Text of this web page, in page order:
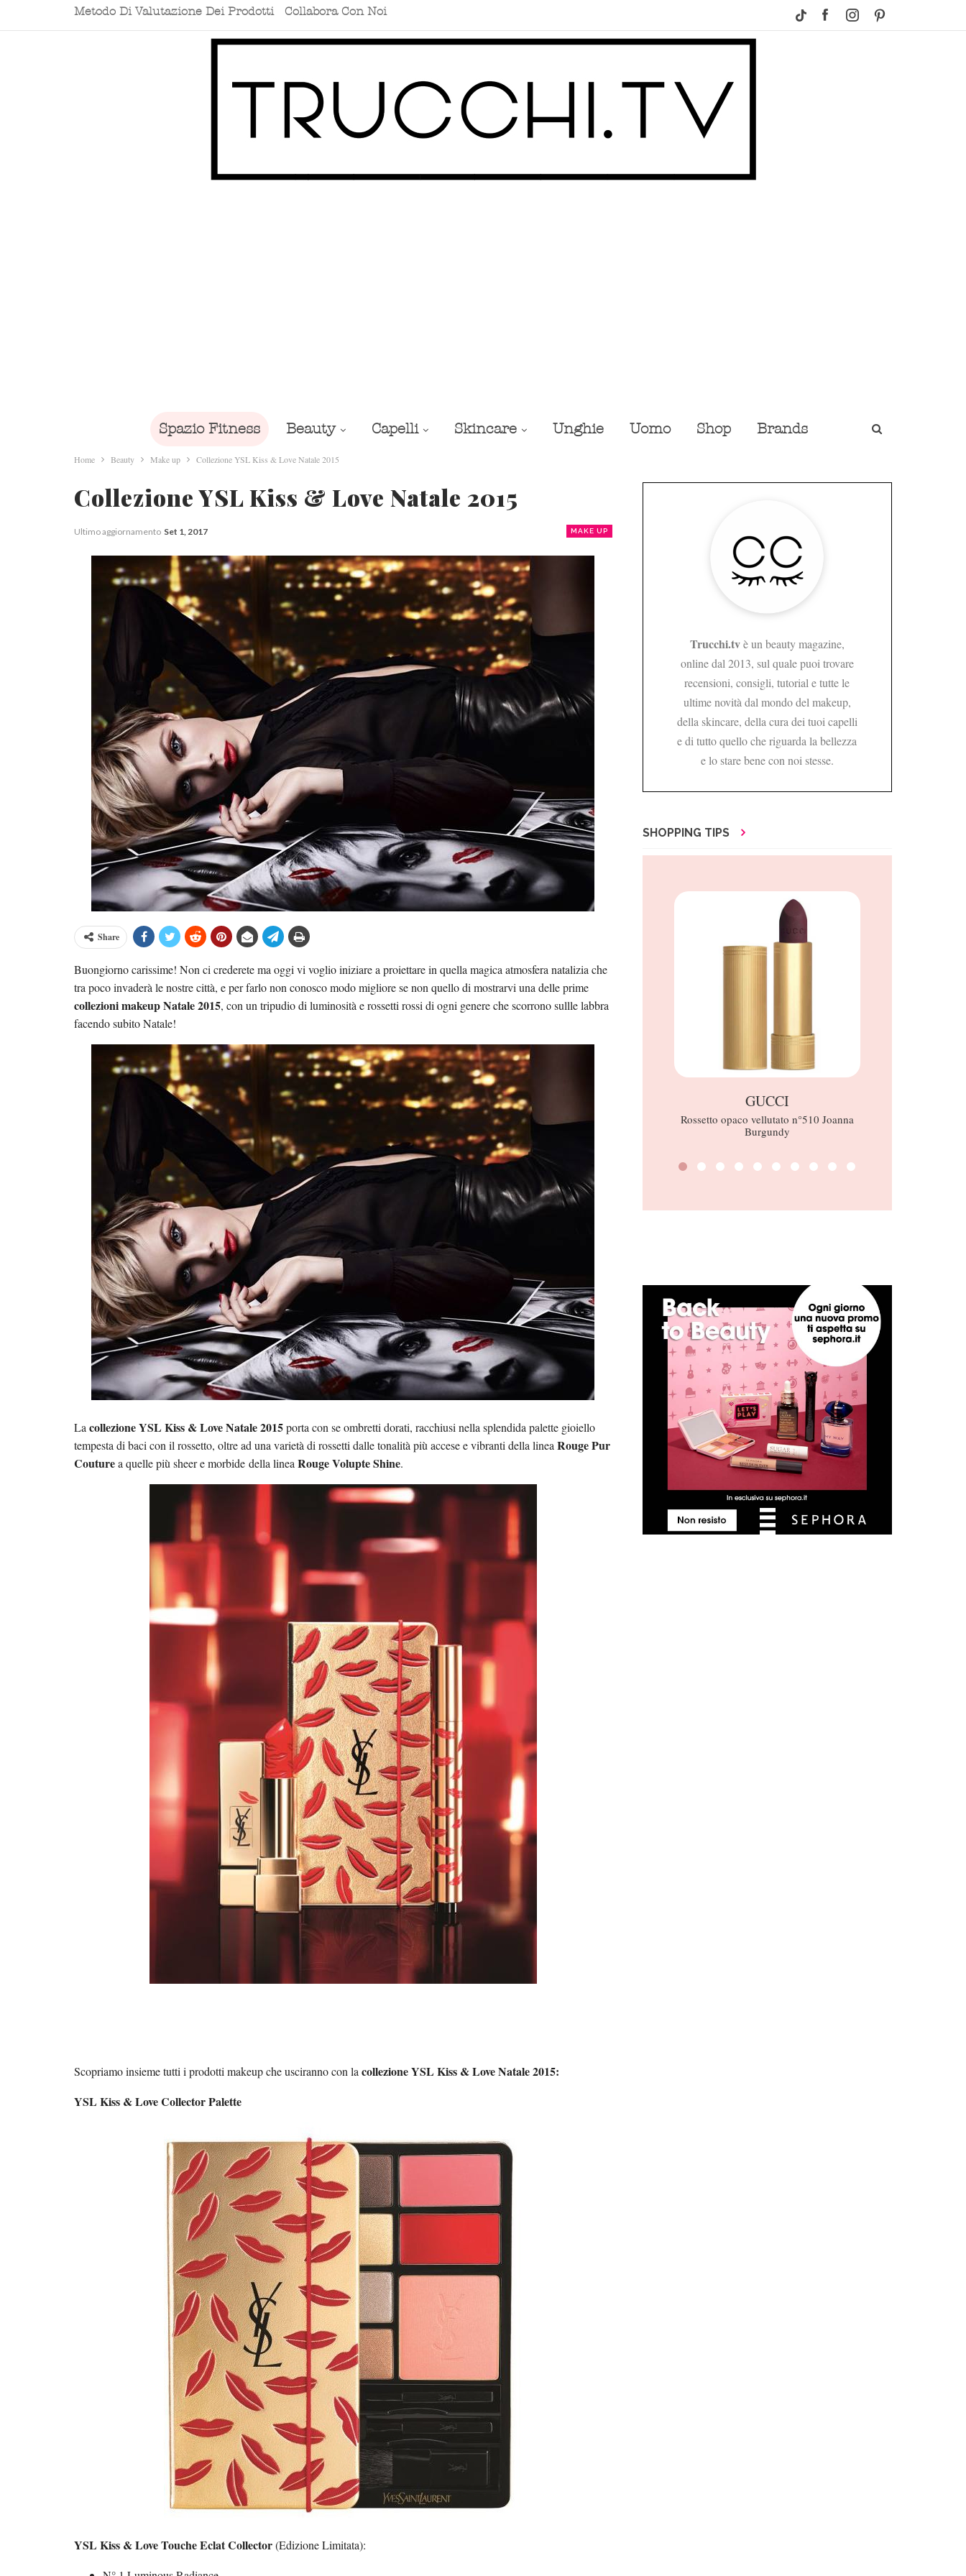
Metodo Di Valutazione Dei Prodotti Collabora Con Noi
Spazio Fitness Beauty Capelli Skincare Unghie Uomo Shop Brands
Home Beauty Make up Collezione YSL Kiss & Love Natale 2015
Collezione YSL Kiss & Love Natale 2015
MAKE UP
Ultimo aggiornamento Set 1, 2017
Share
Buongiorno carissime! Non ci crederete ma oggi vi voglio iniziare a proiettare in quella magica atmosfera natalizia che
tra poco invaderà le nostre città, e per farlo non conosco modo migliore se non quello di mostrarvi una delle prime
collezioni makeup Natale 2015, con un tripudio di luminosità e rossetti rossi di ogni genere che scorrono sullle labbra
facendo subito Natale!
La collezione YSL Kiss & Love Natale 2015porta con se ombretti dorati, racchiusi nella splendida palette gioiello
tempesta di baci con il rossetto, oltre ad una varietà di rossetti dalle tonalità più accese e vibranti della linea Rouge Pur
Couturea quelle più sheer e morbide della linea Rouge Volupte Shine.
Scopriamo insieme tutti i prodotti makeup che usciranno con la collezione YSL Kiss & Love Natale 2015:
YSL Kiss & Love Collector Palette
YSL Kiss & Love Touche Eclat Collector(Edizione Limitata):
Trucchi.tvè un beauty magazine,
online dal 2013, sul quale puoi trovare
recensioni, consigli, tutorial e tutte le
ultime novità dal mondo del makeup,
della skincare, della cura dei tuoi capelli
e di tutto quello che riguarda la bellezza
e lo stare bene con noi stesse.
SHOPPING TIPS
GUCCI
Rossetto opaco vellutato n°510 Joanna
Burgundy